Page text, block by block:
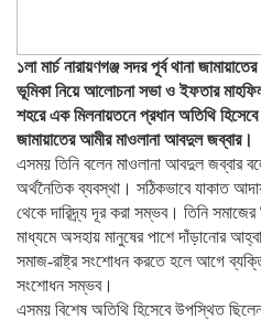
১লা মার্চ নারায়ণগঞ্জ সদর পূর্ব থানা
ভূমিকা নিয়ে আলোচনা সভা ও ইফতার মাহফিল
শহরে এক মিলনায়তনে প্রধান অতিথি
জামায়াতের আমীর মাওলানা আবদুল জব্বার।
এসময় তিনি বলেন মাওলানা আবদুল জব্বার
অর্থনৈতিক ব্যবস্থা। সঠিকভাবে যাকাত
থেকে দারিদ্র্য দূর করা সম্ভব। তিনি সমাজের
মাধ্যমে অসহায় মানুষের পাশে দাঁড়ানোর
সমাজ-রাষ্ট্র সংশোধন করতে হলে আগে
সংশোধন সম্ভব।
এসময় বিশেষ অতিথি হিসেবে উপস্থিত